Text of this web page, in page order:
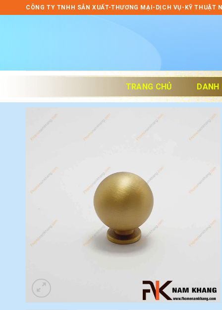
to
CÔNG TY TNHH SẢN XUẤT-THƯƠNG MẠI-DỊCH VỤ-KỸ THUẬT
TRANG CHỦ DANH